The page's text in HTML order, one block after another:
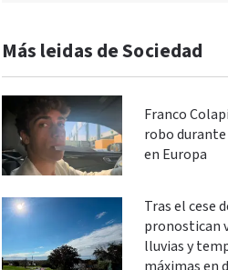
Más leidas de Sociedad
Franco
robo durante
en Europa
Tras el cese
pronostican
lluvias y